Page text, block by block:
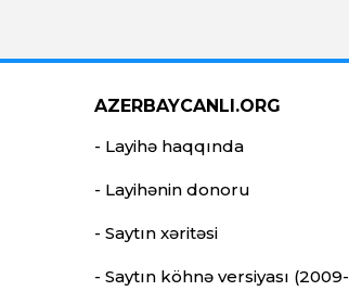
AZERBAYCANLI.ORG
- Layihə haqqında
- Layihənin donoru
- Saytın xəritəsi
- Saytın köhnə versiyası (2009-